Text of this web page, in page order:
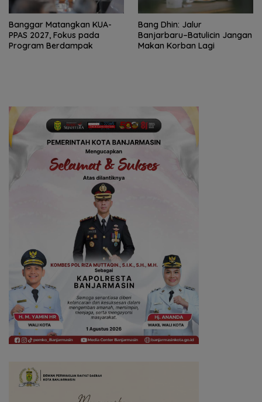
‎Banggar Matangkan KUA-
PPAS 2027, Fokus pada
Program Berdampak
Bang Dhin: Jalur
Banjarbaru–Batulicin Jangan
Makan Korban Lagi